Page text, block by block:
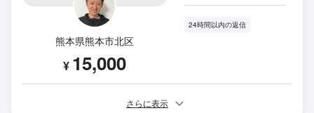
熊本県熊本市北区
¥ 15,000
24時間以内の返信
さらに表示